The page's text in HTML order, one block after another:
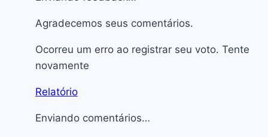
Agradecemos seus comentários.
Ocorreu um erro ao registrar seu voto. Tente
novamente
Relatório
Enviando comentários…